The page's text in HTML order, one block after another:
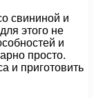
свининой и
этого не
и
просто.
и приготовить